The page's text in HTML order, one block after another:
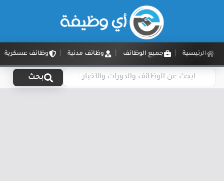
الرئيسية جميع الوظائف وظائف مدنية وظائف عسكرية
بحث